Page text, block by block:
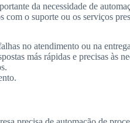
da necessidade de
com o suporte ou os serviços
no atendimento ou na
más rápidas e precisas às